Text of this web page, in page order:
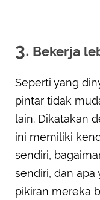
3. Bekerja
Seperti yang
pintar tidak
lain. Dikatakan
ini memiliki
sendiri,
sendiri, dan
pikiran mereka